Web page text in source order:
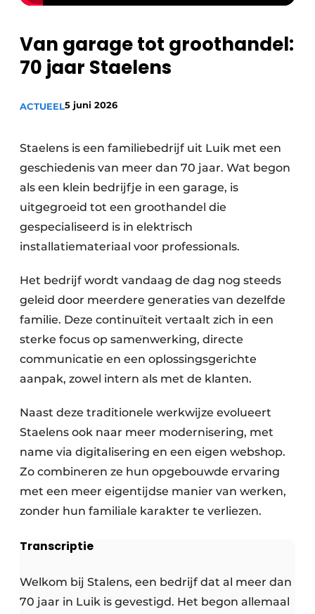
Vacatures
Video’s
Binnenklimaat
Brandbeveiliging
Ventilatie
Van garage tot groothandel:
70 jaar Staelens
ACTUEEL5 juni 2026
Staelens is een familiebedrijf uit Luik met een
geschiedenis van meer dan 70 jaar. Wat begon
als een klein bedrijfje in een garage, is
uitgegroeid tot een groothandel die
gespecialiseerd is in elektrisch
installatiemateriaal voor professionals.
Het bedrijf wordt vandaag de dag nog steeds
geleid door meerdere generaties van dezelfde
familie. Deze continuïteit vertaalt zich in een
sterke focus op samenwerking, directe
communicatie en een oplossingsgerichte
aanpak, zowel intern als met de klanten.
Naast deze traditionele werkwijze evolueert
Staelens ook naar meer modernisering, met
name via digitalisering en een eigen webshop.
Zo combineren ze hun opgebouwde ervaring
met een meer eigentijdse manier van werken,
zonder hun familiale karakter te verliezen.
Transcriptie
Welkom bij Stalens, een bedrijf dat al meer dan
70 jaar in Luik is gevestigd. Het begon allemaal